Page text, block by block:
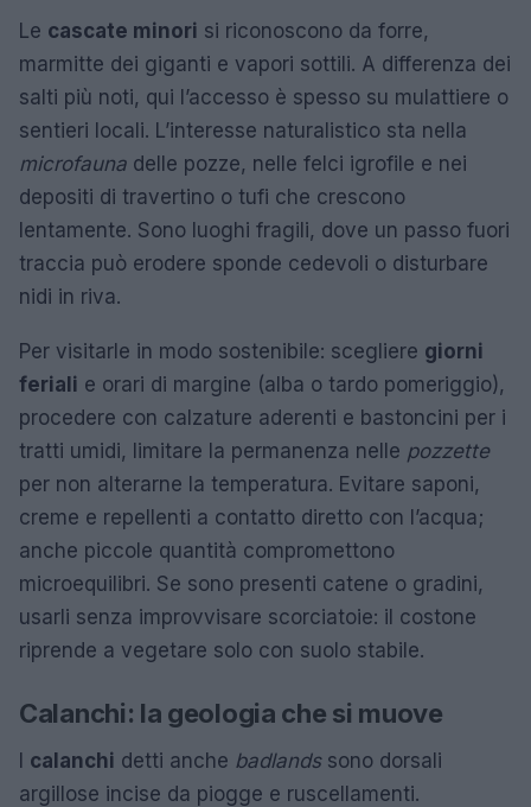
Le cascate minori si riconoscono da forre,
marmitte dei giganti e vapori sottili. A differenza dei
salti più noti, qui l’accesso è spesso su mulattiere o
sentieri locali. L’interesse naturalistico sta nella
microfauna delle pozze, nelle felci igrofile e nei
depositi di travertino o tufi che crescono
lentamente. Sono luoghi fragili, dove un passo fuori
traccia può erodere sponde cedevoli o disturbare
nidi in riva.
Per visitarle in modo sostenibile: scegliere giorni
feriali e orari di margine (alba o tardo pomeriggio),
procedere con calzature aderenti e bastoncini per i
tratti umidi, limitare la permanenza nelle pozzette
per non alterarne la temperatura. Evitare saponi,
creme e repellenti a contatto diretto con l’acqua;
anche piccole quantità compromettono
microequilibri. Se sono presenti catene o gradini,
usarli senza improvvisare scorciatoie: il costone
riprende a vegetare solo con suolo stabile.
Calanchi: la geologia che si muove
calanchi detti anche badlandssono dorsali
argillose incise da piogge e ruscellamenti.